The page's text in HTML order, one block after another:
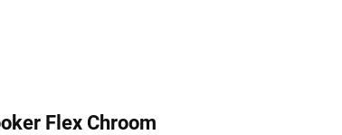
Flex Chroom